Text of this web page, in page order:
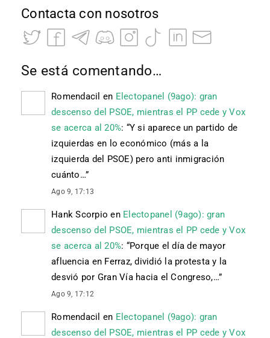
Contacta con nosotros
Se está comentando…
Romendacil en Electopanel (9ago): gran
descenso del PSOE, mientras el PP cede y Vox
se acerca al 20%: “Y si aparece un partido de
izquierdas en lo económico (más a la
izquierda del PSOE) pero anti inmigración
cuánto…”
Ago 9, 17:13
Hank Scorpio en Electopanel (9ago): gran
descenso del PSOE, mientras el PP cede y Vox
se acerca al 20%: “Porque el día de mayor
afluencia en Ferraz, dividió la protesta y la
desvió por Gran Vía hacia el Congreso,…”
Ago 9, 17:12
Romendacil en Electopanel (9ago): gran
descenso del PSOE, mientras el PP cede y Vox